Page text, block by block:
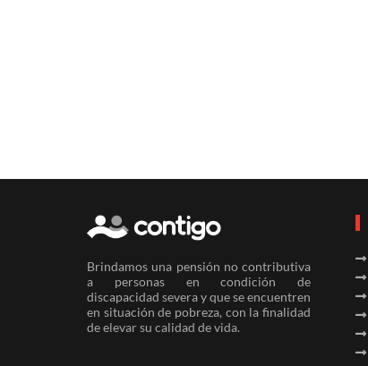
Brindamos una pensión no contributiva
a personas en condición de
discapacidad severa y que se encuentren
en situación de pobreza, con la finalidad
de elevar su calidad de vida.